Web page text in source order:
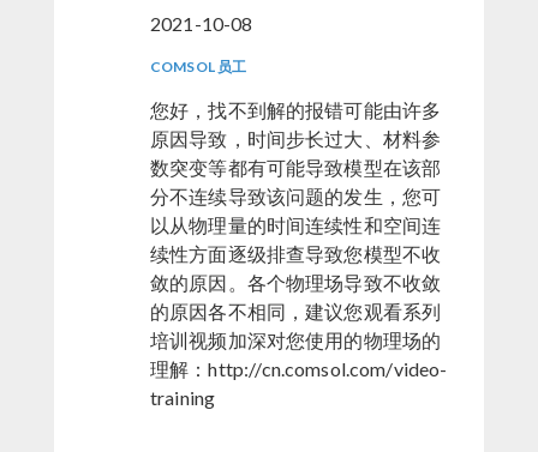
2021-10-08
COMSOL 员工
您好，找不到解的报错可能由许多
原因导致，时间步长过大、材料参
数突变等都有可能导致模型在该部
分不连续导致该问题的发生，您可
以从物理量的时间连续性和空间连
续性方面逐级排查导致您模型不收
敛的原因。各个物理场导致不收敛
的原因各不相同，建议您观看系列
培训视频加深对您使用的物理场的
理解：http://cn.comsol.com/video-
training